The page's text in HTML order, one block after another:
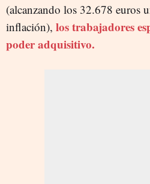
(alcanzando los 32.678 euros
inflación), los trabajadores
poder adquisitivo.